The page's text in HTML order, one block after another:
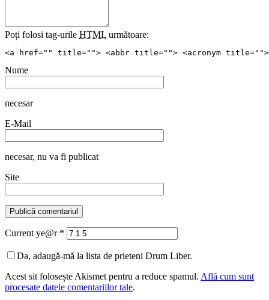
Poți folosi tag-urile HTML următoare:
<a href="" title=""> <abbr title=""> <acronym title="">
Nume
necesar
E-Mail
necesar, nu va fi publicat
Site
Current ye@r *
Da, adaugă-mă la lista de prieteni Drum Liber.
Acest sit folosește Akismet pentru a reduce spamul. Află cum sunt
procesate datele comentariilor tale.